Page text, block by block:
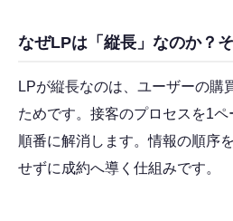
なぜLPは「縦長」なのか？
LPが縦長なのは、ユーザーの購
ためです。接客のプロセスを1
順番に解消します。情報の順序
せずに成約へ導く仕組みです。